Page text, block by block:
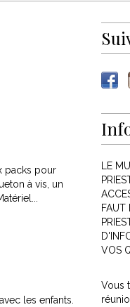
packs pour
à vis, un
les enfants.
LE
FAUT
VOS
Vous